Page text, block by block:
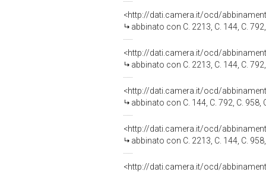
<http://dati.camera.it/ocd/
abbinato con C. 2213, C. 144, C.
<http://dati.camera.it/ocd/
abbinato con C. 2213, C. 144, C.
<http://dati.camera.it/ocd/
abbinato con C. 144, C. 792, C. 958,
<http://dati.camera.it/ocd/
abbinato con C. 2213, C. 144, C.
<http://dati.camera.it/ocd/